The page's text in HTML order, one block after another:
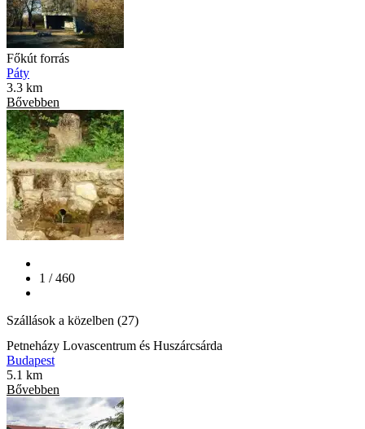
Főkút forrás
Páty
3.3 km
Bővebben
1 / 460
Szállások a közelben (27)
Petneházy Lovascentrum és Huszárcsárda
Budapest
5.1 km
Bővebben